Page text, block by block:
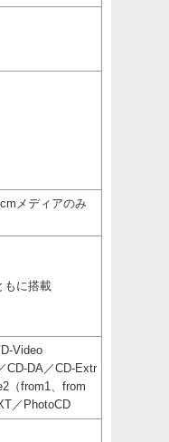
メディアのみ
もに搭載
Video
CD-DA／CD-Extr
（from1、from
／PhotoCD